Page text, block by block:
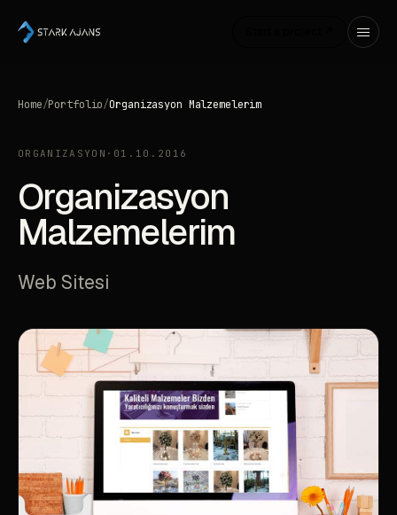
Home/Portfolio/Organizasyon Malzemelerim
ORGANIZASYON · 01.10.2016
Organizasyon
Malzemelerim
Web Sitesi